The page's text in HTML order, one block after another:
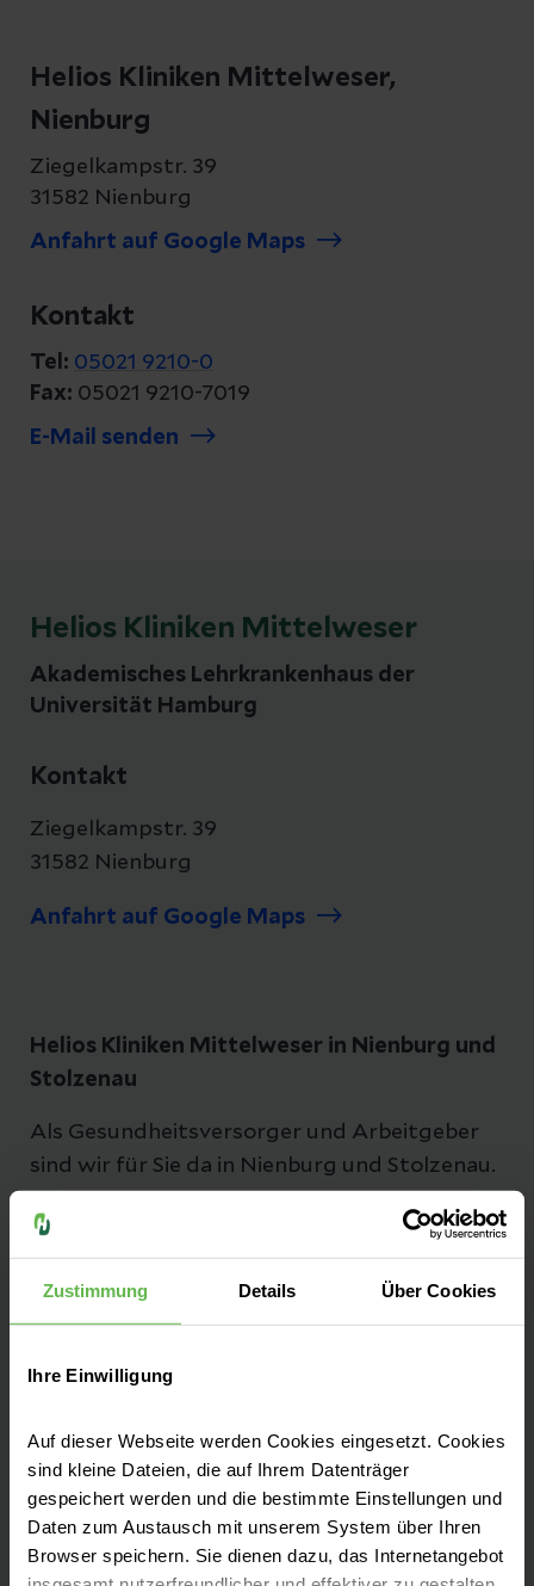
Zustimmung Details Über Cookies
Ihre Einwilligung
Auf dieser Webseite werden Cookies eingesetzt. Cookies
sind kleine Dateien, die auf Ihrem Datenträger
gespeichert werden und die bestimmte Einstellungen und
Daten zum Austausch mit unserem System über Ihren
Browser speichern. Sie dienen dazu, das Internetangebot
Helios Kliniken Mittelweser,
Nienburg
Ziegelkampstr. 39
31582 Nienburg
Anfahrt auf Google Maps
Kontakt
Tel: 05021 9210-0
Fax: 05021 9210-7019
E-Mail senden
Helios Kliniken Mittelweser
Akademisches Lehrkrankenhaus der
Universität Hamburg
Kontakt
Ziegelkampstr. 39
31582 Nienburg
Anfahrt auf Google Maps
Helios Kliniken Mittelweser in Nienburg und
Stolzenau
Als Gesundheitsversorger und Arbeitgeber
sind wir für Sie da in Nienburg und Stolzenau.
Medizinproduktesicherheitsbeauftragter:
Leistungen finden